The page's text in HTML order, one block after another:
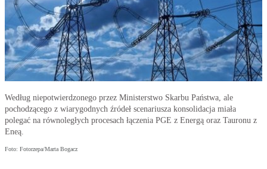
Według niepotwierdzonego przez Ministerstwo Skarbu Państwa, ale
pochodzącego z wiarygodnych źródeł scenariusza konsolidacja miała
polegać na równoległych procesach łączenia PGE z Energą oraz Tauronu z
Eneą.
Foto: Fotorzepa/Marta Bogacz